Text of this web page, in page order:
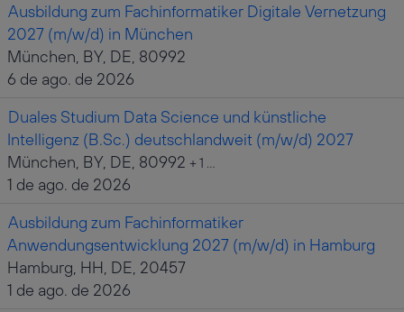
Ausbildung zum Fachinformatiker Digitale Vernetzung
2027 (m/w/d) in München
München, BY, DE, 80992
6 de ago. de 2026
Duales Studium Data Science und künstliche
Intelligenz (B.Sc.) deutschlandweit (m/w/d) 2027
München, BY, DE, 80992 + 1 …
1 de ago. de 2026
Ausbildung zum Fachinformatiker
Anwendungsentwicklung 2027 (m/w/d) in Hamburg
Hamburg, HH, DE, 20457
1 de ago. de 2026